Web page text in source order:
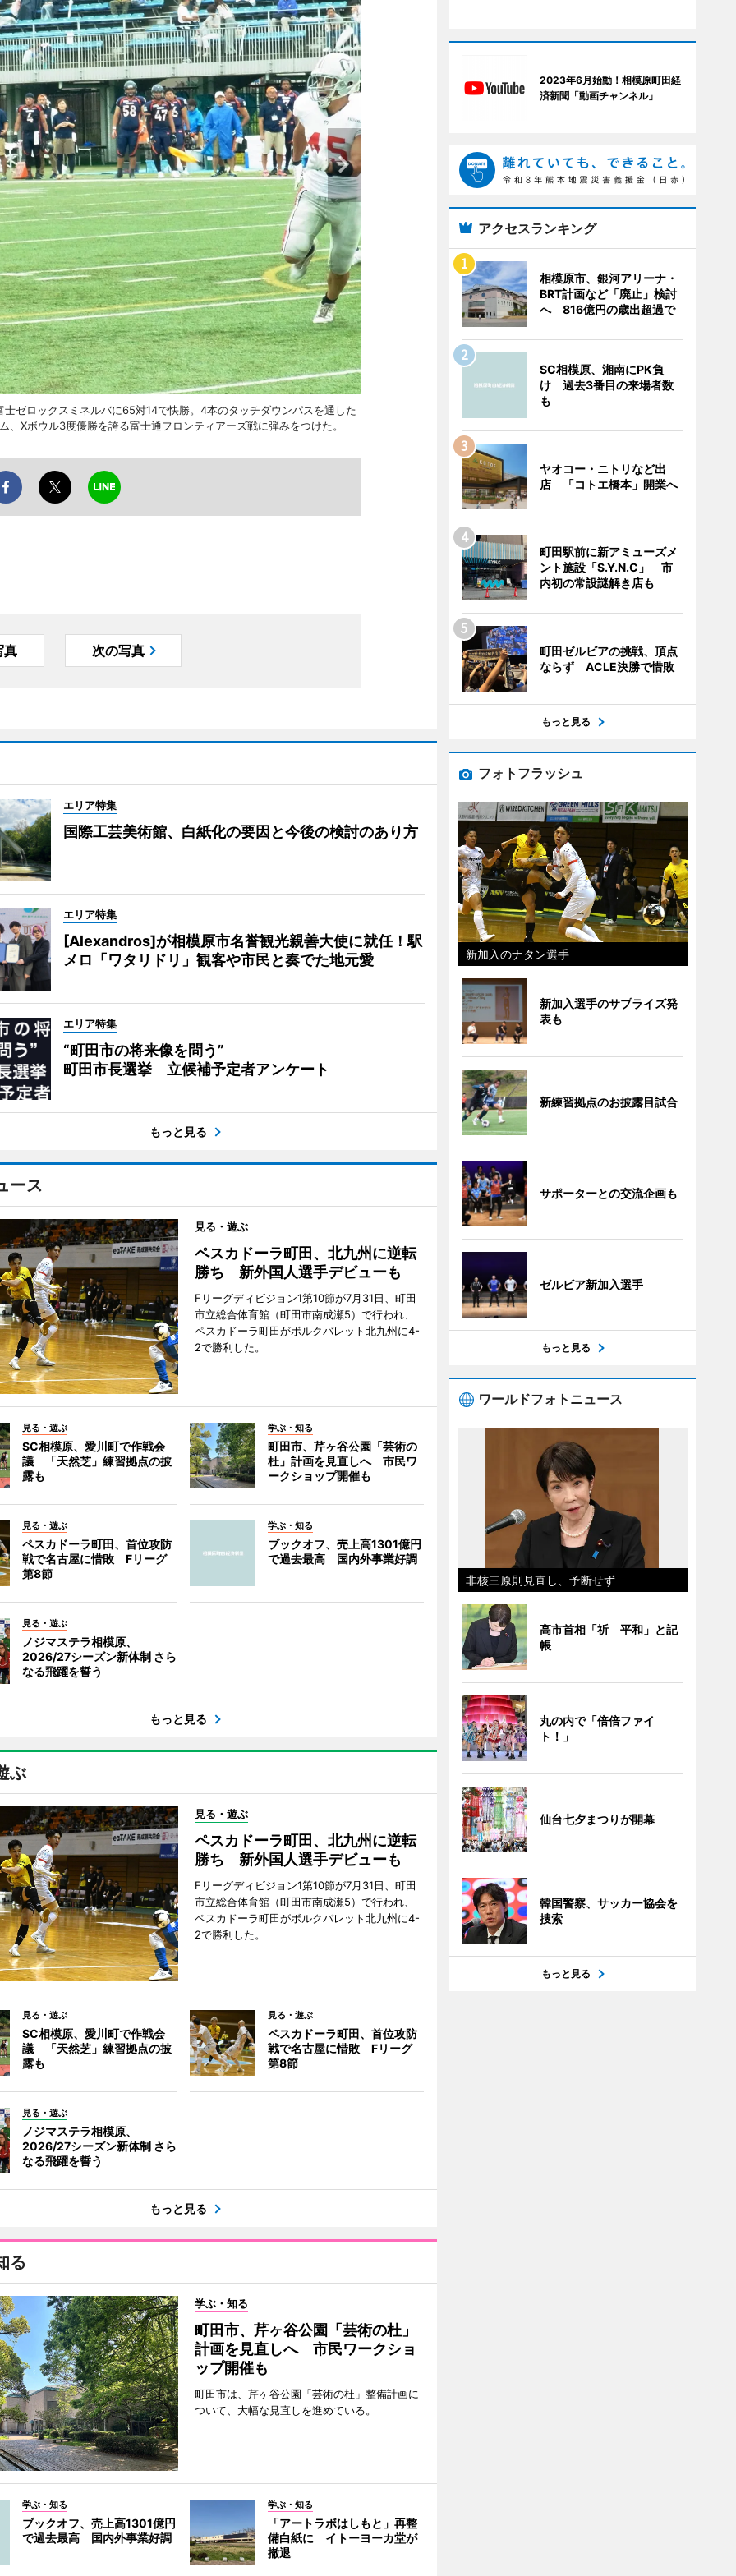
ゼロックスミネルバに65対14で快勝。4本のタッチダウンパスを通した
Xボウル3度優勝を誇る富士通フロンティアーズ戦に弾みをつけた。
真 次の写真
エリア特集
国際工芸美術館、白紙化の要因と今後の検討のあり方
エリア特集
[Alexandros]が相模原市名誉観光親善大使に就任！駅
メロ「ワタリドリ」観客や市民と奏でた地元愛
エリア特集
“町田市の将来像を問う”
町田市長選挙 立候補予定者アンケート
もっと見る
ース
見る・遊ぶ
ペスカドーラ町田、北九州に逆転
勝ち 新外国人選手デビューも
Fリーグディビジョン1第10節が7月31日、町田
市立総合体育館（町田市南成瀬5）で行われ、
ペスカドーラ町田がボルクバレット北九州に4-
2で勝利した。
見る・遊ぶ
SC相模原、愛川町で作戦会
議 「天然芝」練習拠点の披
露も
学ぶ・知る
町田市、芹ヶ谷公園「芸術の
杜」計画を見直しへ 市民ワ
ークショップ開催も
見る・遊ぶ
ペスカドーラ町田、首位攻防
戦で名古屋に惜敗 Fリーグ
第8節
学ぶ・知る
ブックオフ、売上高1301億円
で過去最高 国内外事業好調
見る・遊ぶ
ノジマステラ相模原、
2026/27シーズン新体制 さら
なる飛躍を誓う
もっと見る
ぶ
見る・遊ぶ
ペスカドーラ町田、北九州に逆転
勝ち 新外国人選手デビューも
Fリーグディビジョン1第10節が7月31日、町田
市立総合体育館（町田市南成瀬5）で行われ、
ペスカドーラ町田がボルクバレット北九州に4-
2で勝利した。
見る・遊ぶ
SC相模原、愛川町で作戦会
議 「天然芝」練習拠点の披
露も
見る・遊ぶ
ペスカドーラ町田、首位攻防
戦で名古屋に惜敗 Fリーグ
第8節
見る・遊ぶ
ノジマステラ相模原、
2026/27シーズン新体制 さら
なる飛躍を誓う
もっと見る
る
学ぶ・知る
町田市、芹ヶ谷公園「芸術の杜」
計画を見直しへ 市民ワークショ
ップ開催も
町田市は、芹ヶ谷公園「芸術の杜」整備計画に
ついて、大幅な見直しを進めている。
学ぶ・知る
ブックオフ、売上高1301億円
で過去最高 国内外事業好調
学ぶ・知る
「アートラボはしもと」再整
備白紙に イトーヨーカ堂が
撤退
2023年6月始動！相模原町田経
済新聞「動画チャンネル」
アクセスランキング
相模原市、銀河アリーナ・
BRT計画など「廃止」検討
へ 816億円の歳出超過で
SC相模原、湘南にPK負
け 過去3番目の来場者数
も
ヤオコー・ニトリなど出
店 「コトエ橋本」開業へ
町田駅前に新アミューズメ
ント施設「S.Y.N.C」 市
内初の常設謎解き店も
町田ゼルビアの挑戦、頂点
ならず ACLE決勝で惜敗
もっと見る
フォトフラッシュ
新加入のナタン選手
新加入選手のサプライズ発
表も
新練習拠点のお披露目試合
サポーターとの交流企画も
ゼルビア新加入選手
もっと見る
ワールドフォトニュース
非核三原則見直し、予断せず
高市首相「祈 平和」と記
帳
丸の内で「倍倍ファイ
ト！」
仙台七夕まつりが開幕
韓国警察、サッカー協会を
捜索
もっと見る